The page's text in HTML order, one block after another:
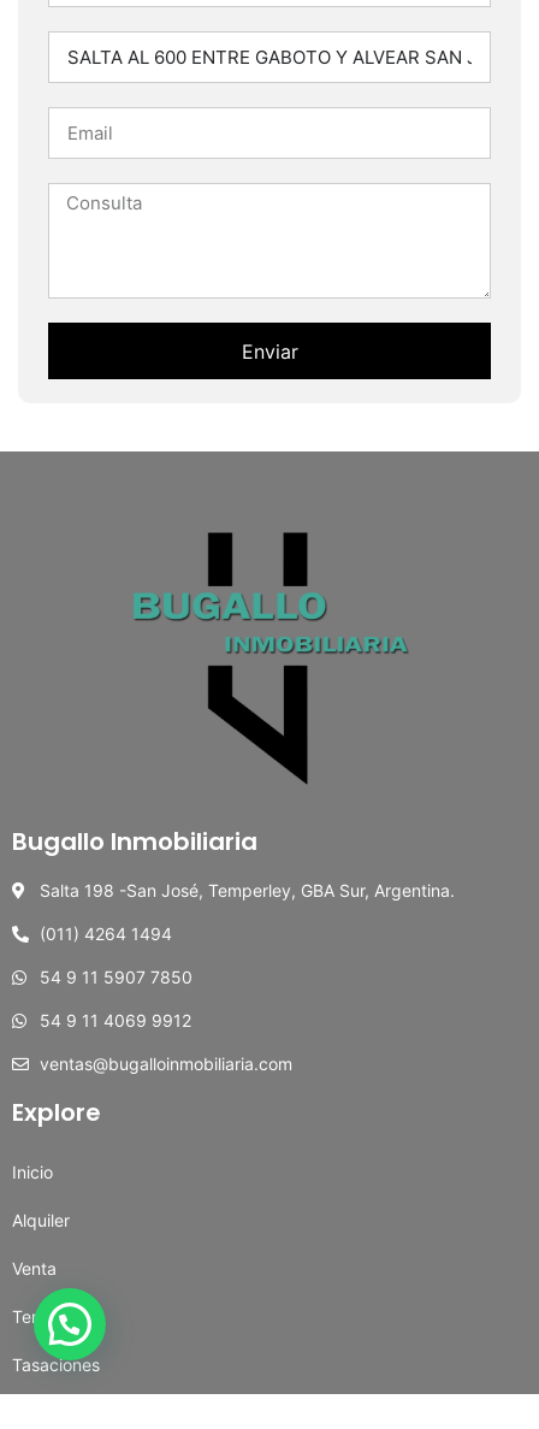
Enviar
Bugallo Inmobiliaria
Salta 198 -San José, Temperley, GBA Sur, Argentina.
(011) 4264 1494
54 9 11 5907 7850
54 9 11 4069 9912
ventas@bugalloinmobiliaria.com
Explore
Inicio
Alquiler
Venta
Temporal
Tasaciones